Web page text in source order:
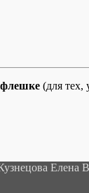
(для тех,
Елена